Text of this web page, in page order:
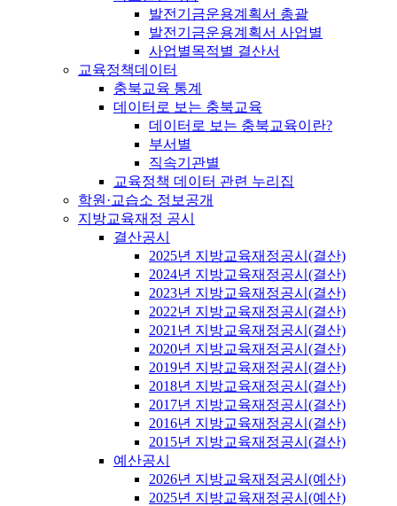
발전기금운용계획서 총괄
발전기금운용계획서 사업별
사업별목적별 결산서
교육정책데이터
충북교육 통계
데이터로 보는 충북교육
데이터로 보는 충북교육이란?
부서별
직속기관별
교육정책 데이터 관련 누리집
학원·교습소 정보공개
지방교육재정 공시
결산공시
2025년 지방교육재정공시(결산)
2024년 지방교육재정공시(결산)
2023년 지방교육재정공시(결산)
2022년 지방교육재정공시(결산)
2021년 지방교육재정공시(결산)
2020년 지방교육재정공시(결산)
2019년 지방교육재정공시(결산)
2018년 지방교육재정공시(결산)
2017년 지방교육재정공시(결산)
2016년 지방교육재정공시(결산)
2015년 지방교육재정공시(결산)
예산공시
2026년 지방교육재정공시(예산)
2025년 지방교육재정공시(예산)